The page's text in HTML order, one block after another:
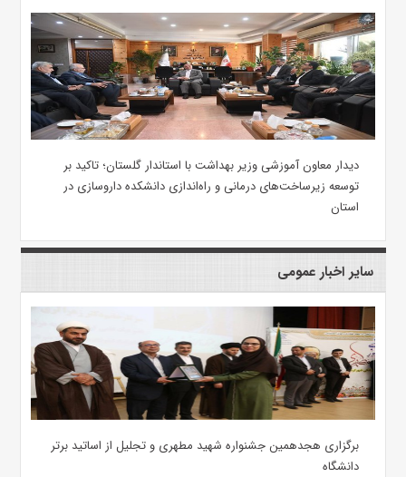
دیدار معاون آموزشی وزیر بهداشت با استاندار گلستان؛ تاکید بر
توسعه زیرساخت‌های درمانی و راه‌اندازی دانشکده داروسازی در
استان
سایر اخبار عمومی
برگزاری هجدهمین جشنواره شهید مطهری و تجلیل از اساتید برتر
دانشگاه